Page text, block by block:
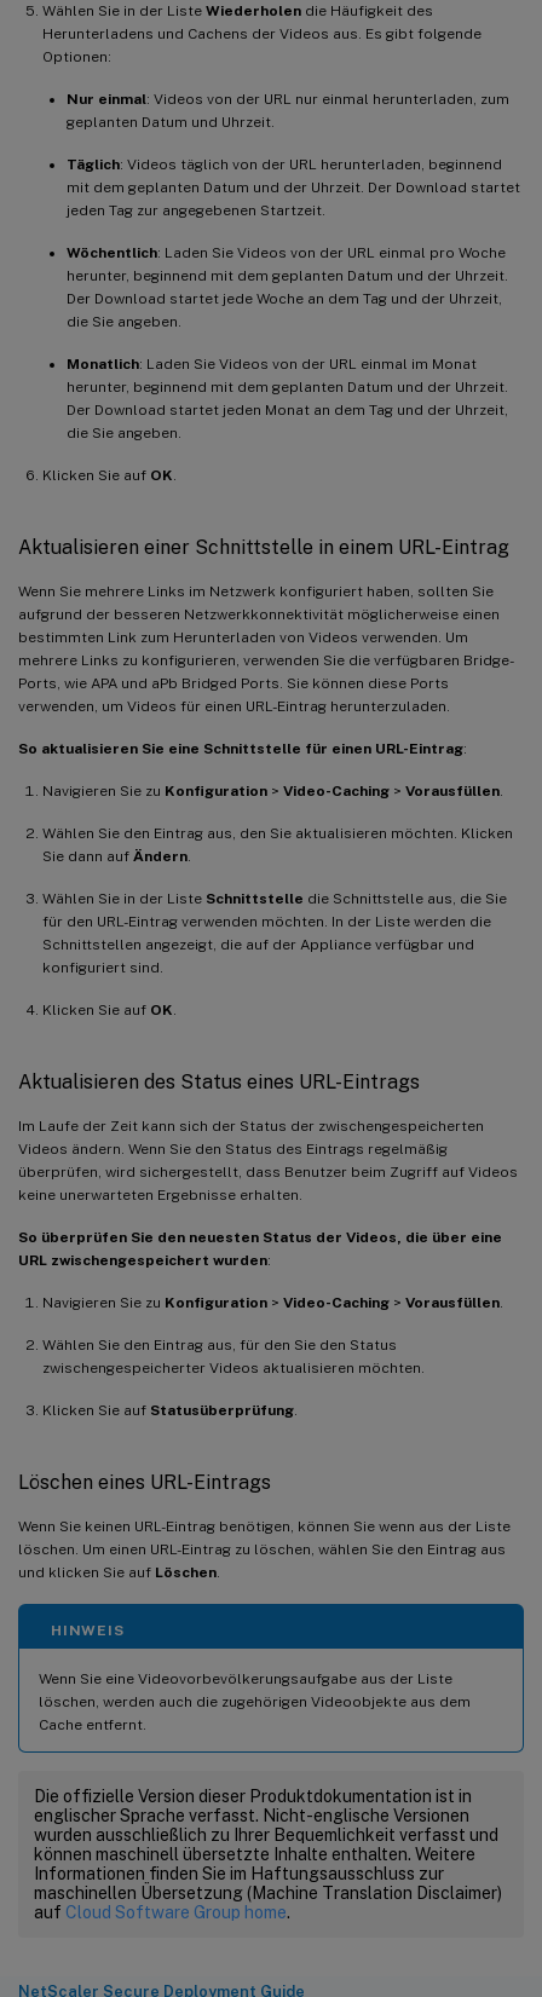
Wählen Sie in der Liste Wiederholen die Häufigkeit des
Herunterladens und Cachens der Videos aus. Es gibt folgende
Optionen:
Nur einmal: Videos von der URL nur einmal herunterladen, zum
geplanten Datum und Uhrzeit.
Täglich: Videos täglich von der URL herunterladen, beginnend
mit dem geplanten Datum und der Uhrzeit. Der Download startet
jeden Tag zur angegebenen Startzeit.
Wöchentlich: Laden Sie Videos von der URL einmal pro Woche
herunter, beginnend mit dem geplanten Datum und der Uhrzeit.
Der Download startet jede Woche an dem Tag und der Uhrzeit,
die Sie angeben.
Monatlich: Laden Sie Videos von der URL einmal im Monat
herunter, beginnend mit dem geplanten Datum und der Uhrzeit.
Der Download startet jeden Monat an dem Tag und der Uhrzeit,
die Sie angeben.
Klicken Sie auf OK
Aktualisieren einer Schnittstelle in einem URL-Eintrag
Wenn Sie mehrere Links im Netzwerk konfiguriert haben, sollten Sie
aufgrund der besseren Netzwerkkonnektivität möglicherweise einen
bestimmten Link zum Herunterladen von Videos verwenden. Um
mehrere Links zu konfigurieren, verwenden Sie die verfügbaren Bridge-
Ports, wie APA und aPb Bridged Ports. Sie können diese Ports
verwenden, um Videos für einen URL-Eintrag herunterzuladen.
So aktualisieren Sie eine Schnittstelle für einen URL-Eintrag:
Navigieren Sie zu Konfiguration > Video-Caching > Vorausfüllen
Wählen Sie den Eintrag aus, den Sie aktualisieren möchten. Klicken
Sie dann auf Ändern
Wählen Sie in der Liste Schnittstelle die Schnittstelle aus, die Sie
für den URL-Eintrag verwenden möchten. In der Liste werden die
Schnittstellen angezeigt, die auf der Appliance verfügbar und
konfiguriert sind.
Klicken Sie auf OK
Aktualisieren des Status eines URL-Eintrags
Im Laufe der Zeit kann sich der Status der zwischengespeicherten
Videos ändern. Wenn Sie den Status des Eintrags regelmäßig
überprüfen, wird sichergestellt, dass Benutzer beim Zugriff auf Videos
keine unerwarteten Ergebnisse erhalten.
So überprüfen Sie den neuesten Status der Videos, die über eine
URL zwischengespeichert wurden:
Navigieren Sie zu Konfiguration > Video-Caching > Vorausfüllen
Wählen Sie den Eintrag aus, für den Sie den Status
zwischengespeicherter Videos aktualisieren möchten.
Klicken Sie auf Statusüberprüfung
Löschen eines URL-Eintrags
Wenn Sie keinen URL-Eintrag benötigen, können Sie wenn aus der Liste
löschen. Um einen URL-Eintrag zu löschen, wählen Sie den Eintrag aus
und klicken Sie auf Löschen
HINWEIS
Wenn Sie eine Videovorbevölkerungsaufgabe aus der Liste
löschen, werden auch die zugehörigen Videoobjekte aus dem
Cache entfernt.
Die offizielle Version dieser Produktdokumentation ist in
englischer Sprache verfasst. Nicht-englische Versionen
wurden ausschließlich zu Ihrer Bequemlichkeit verfasst und
können maschinell übersetzte Inhalte enthalten. Weitere
Informationen finden Sie im Haftungsausschluss zur
maschinellen Übersetzung (Machine Translation Disclaimer)
auf Cloud Software Group home.
NetScaler Secure Deployment Guide